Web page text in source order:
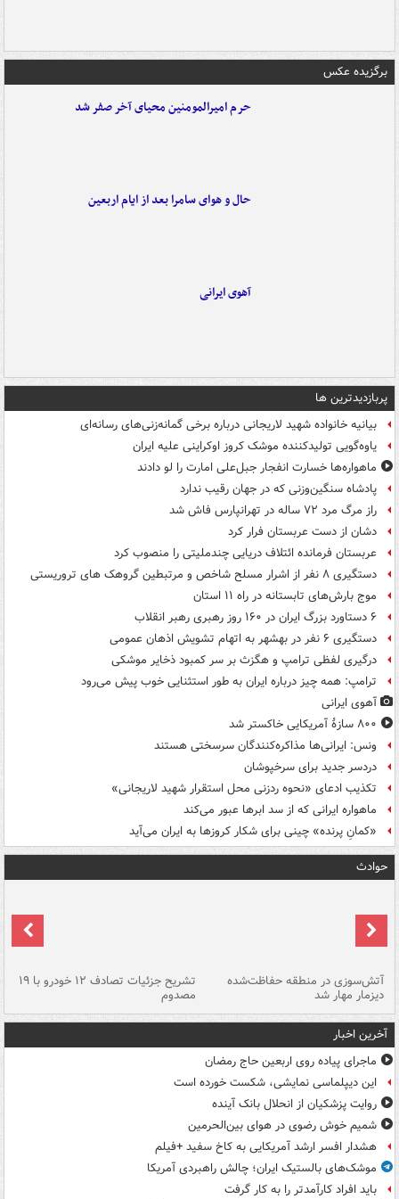
برگزیده عکس
حرم امیرالمومنین محیای آخر صفر شد
حال و هوای سامرا بعد از ایام اربعین
آهوی ایرانی
پربازدیدترین ها
بیانیه خانواده شهید لاریجانی درباره برخی گمانه‌زنی‌های رسانه‌ای
یاوه‌گویی تولیدکننده موشک کروز اوکراینی علیه ایران
ماهواره‌ها خسارت انفجار جبل‌علی امارت را لو دادند
پادشاه سنگین‌وزنی که در جهان رقیب ندارد
راز مرگ مرد ۷۲ ساله در تهرانپارس فاش شد
دشان از دست عربستان فرار کرد
عربستان فرمانده ائتلاف دریایی چندملیتی را منصوب کرد
دستگیری ۸ نفر از اشرار مسلح شاخص و مرتبطین گروهک های تروریستی
موج بارش‌های تابستانه در راه ۱۱ استان
۶ دستاورد بزرگ ایران در ۱۶۰ روز رهبری رهبر انقلاب
دستگیری ۶ نفر در بهشهر به اتهام تشویش اذهان عمومی
درگیری لفظی ترامپ و هگزث بر سر کمبود ذخایر موشکی
ترامپ: همه چیز درباره ایران به طور استثنایی خوب پیش می‌رود
آهوی ایرانی
۸۰۰ سازۀ آمریکایی خاکستر شد
ونس: ایرانی‌ها مذاکره‌کنندگان سرسختی هستند
دردسر جدید برای سرخپوشان
تکذیب ادعای «نحوه ردزنی محل استقرار شهید لاریجانی»
ماهواره ایرانی که از سد ابرها عبور می‌کند
«کمانِ پرنده» چینی برای شکار کروزها به ایران می‌آید
حوادث
آتش‌سوزی در منطقه حفاظت‌شده
دیزمار مهار شد
تشریح جزئیات تصادف ۱۲ خودرو با ۱۹
مصدوم
آخرین اخبار
ماجرای پیاده روی اربعین حاج رمضان
این دیپلماسی نمایشی، شکست خورده است
روایت پزشکیان از انحلال بانک آینده
شمیم خوش رضوی در هوای بین‌الحرمین
هشدار افسر ارشد آمریکایی به کاخ سفید +فیلم
موشک‌های بالستیک ایران؛ چالش راهبردی آمریکا
باید افراد کارآمدتر را به کار گرفت